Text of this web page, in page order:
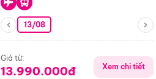
13/08
Giá từ:
13.990.000đ Xem chi tiết